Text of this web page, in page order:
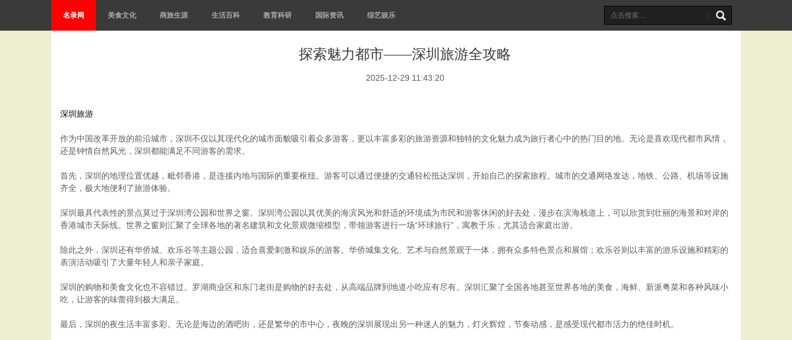
名录网 美食文化 商旅生涯 生活百科 教育科研 国际资讯 综艺娱乐
探索魅力都市——深圳旅游全攻略
2025-12-29 11:43:20
深圳旅游
作为中国改革开放的前沿城市，深圳不仅以其现代化的城市面貌吸引着众多游客，更以丰富多彩的旅游资源和独特的文化魅力成为旅行者心中的热门目的地。无论是喜欢现代都市风情，
还是钟情自然风光，深圳都能满足不同游客的需求。
首先，深圳的地理位置优越，毗邻香港，是连接内地与国际的重要枢纽。游客可以通过便捷的交通轻松抵达深圳，开始自己的探索旅程。城市的交通网络发达，地铁、公路、机场等设施
齐全，极大地便利了旅游体验。
深圳最具代表性的景点莫过于深圳湾公园和世界之窗。深圳湾公园以其优美的海滨风光和舒适的环境成为市民和游客休闲的好去处，漫步在滨海栈道上，可以欣赏到壮丽的海景和对岸的
香港城市天际线。世界之窗则汇聚了全球各地的著名建筑和文化景观微缩模型，带领游客进行一场“环球旅行”，寓教于乐，尤其适合家庭出游。
除此之外，深圳还有华侨城、欢乐谷等主题公园，适合喜爱刺激和娱乐的游客。华侨城集文化、艺术与自然景观于一体，拥有众多特色景点和展馆；欢乐谷则以丰富的游乐设施和精彩的
表演活动吸引了大量年轻人和亲子家庭。
深圳的购物和美食文化也不容错过。罗湖商业区和东门老街是购物的好去处，从高端品牌到地道小吃应有尽有。深圳汇聚了全国各地甚至世界各地的美食，海鲜、新派粤菜和各种风味小
吃，让游客的味蕾得到极大满足。
最后，深圳的夜生活丰富多彩。无论是海边的酒吧街，还是繁华的市中心，夜晚的深圳展现出另一种迷人的魅力，灯火辉煌，节奏动感，是感受现代都市活力的绝佳时机。